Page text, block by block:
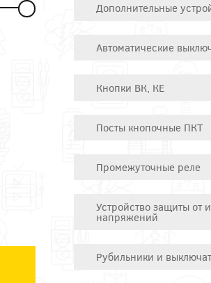
Дополнительные
Автоматические
Кнопки ВК, КЕ
Посты кнопочные ПКТ
Промежуточные реле
Устройство защиты от
напряжений
Рубильники и